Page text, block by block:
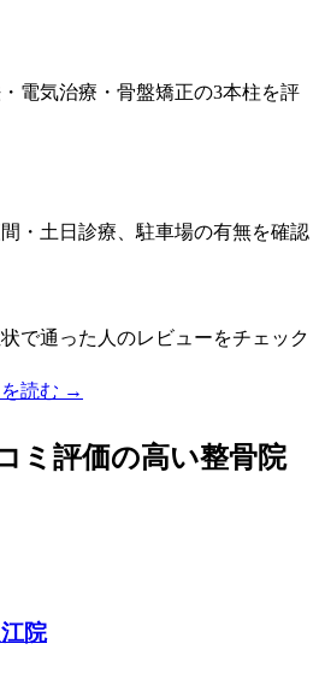
電気治療・骨盤矯正の3本柱を評
・土日診療、駐車場の有無を確認
で通った人のレビューをチェック
を読む →
ミ評価の高い整骨院
院